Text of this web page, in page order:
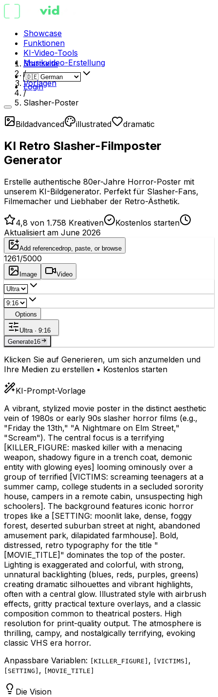
Showcase
Funktionen
KI-Video-Tools
Musikvideo-Erstellung
Login
Startseite
/
Vorlagen
/
Slasher-Poster
Bildadvanced illustrated dramatic
KI Retro Slasher-Filmposter
Generator
Erstelle authentische 80er-Jahre Horror-Poster mit
unserem KI-Bildgenerator. Perfekt für Slasher-Fans,
Filmemacher und Liebhaber der Retro-Ästhetik.
4,8 von 1.758 Kreativen
Kostenlos starten
Aktualisiert am June 2026
Add referencedrop, paste, or browse
1261/5000
Image Video
Options
Ultra · 9:16
Generate16
Klicken Sie auf Generieren, um sich anzumelden und
Ihre Medien zu erstellen • Kostenlos starten
KI-Prompt-Vorlage
A vibrant, stylized movie poster in the distinct aesthetic
vein of 1980s or early 90s slasher horror films (e.g.,
"Friday the 13th," "A Nightmare on Elm Street,"
"Scream"). The central focus is a terrifying
[KILLER_FIGURE: masked killer with a menacing
weapon, shadowy figure in a trench coat, demonic
entity with glowing eyes] looming ominously over a
group of terrified [VICTIMS: screaming teenagers at a
summer camp, college students in a secluded sorority
house, campers in a remote cabin, unsuspecting high
schoolers]. The background features iconic horror
tropes like a [SETTING: moonlit lake, dense, foggy
forest, deserted suburban street at night, abandoned
amusement park, dilapidated farmhouse]. Bold,
distressed, retro typography for the title "
[MOVIE_TITLE] " dominates the top of the poster.
Lighting is exaggerated and colorful, with strong,
unnatural backlighting (blues, reds, purples, greens)
creating dramatic silhouettes and vibrant highlights,
often with a central glow. Illustrated style with airbrush
effects, gritty practical texture overlays, and a classic
composition common to theatrical posters. High
resolution for print-quality output. The atmosphere is
thrilling, campy, and nostalgically terrifying, evoking
classic VHS era horror.
Anpassbare Variablen:
KILLER_FIGURE , VICTIMS ,
SETTING , MOVIE_TITLE
Die Vision